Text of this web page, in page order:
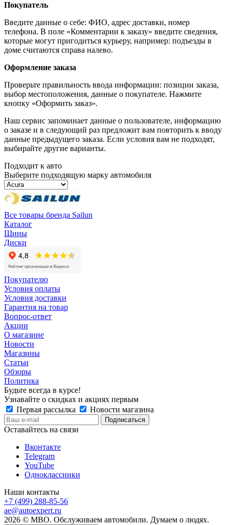
Покупатель
Введите данные о себе: ФИО, адрес доставки, номер
телефона. В поле «Комментарии к заказу» введите сведения,
которые могут пригодиться курьеру, например: подъезды в
доме считаются справа налево.
Оформление заказа
Проверьте правильность ввода информации: позиции заказа,
выбор местоположения, данные о покупателе. Нажмите
кнопку «Оформить заказ».
Наш сервис запоминает данные о пользователе, информацию
о заказе и в следующий раз предложит вам повторить к вводу
данные предыдущего заказа. Если условия вам не подходят,
выбирайте другие варианты.
Подходит к авто
Выберите подходящую марку автомобиля
Все товары бренда Sailun
Каталог
Шины
Диски
Покупателю
Условия оплаты
Условия доставки
Гарантия на товар
Вопрос-ответ
Акции
О магазине
Новости
Магазины
Статьи
Обзоры
Политика
Будьте всегда в курсе!
Узнавайте о скидках и акциях первым
Первая рассылка
Новости магазина
Оставайтесь на связи
Вконтакте
Telegram
YouTube
Одноклассники
Наши контакты
+7 (499) 288-85-56
ae@autoexpert.ru
2026 © МВО. Обслуживаем автомобили. Думаем о людях.